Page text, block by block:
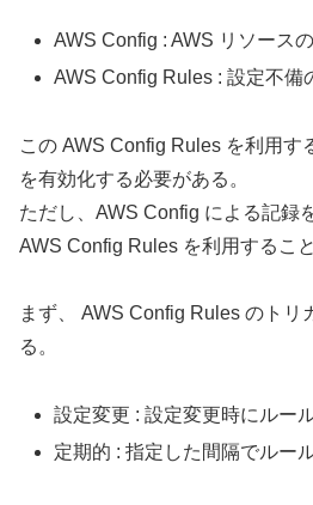
AWS Config : AWS リソース
AWS Config Rules : 設定不備
この AWS Config Rules を利用す
を有効化する必要がある。
ただし、AWS Config による記録
AWS Config Rules を利用するこ
まず、 AWS Config Rules のトリ
る。
設定変更 : 設定変更時にルー
定期的 : 指定した間隔でルー